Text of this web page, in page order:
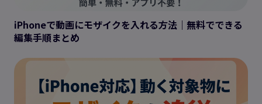
iPhoneで動画にモザイクを入れる方法｜無料でできる
編集手順まとめ